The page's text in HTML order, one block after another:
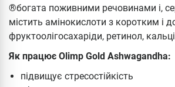
®богата поживними речовинами і,
містить амінокислоти з коротким і
фруктоолігосахаріди, ретинол,
Як працює Olimp Gold Ashwagandha:
підвищує стресостійкість